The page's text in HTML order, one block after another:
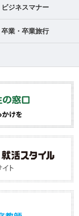
ビジネスマナー
卒業・卒業旅行